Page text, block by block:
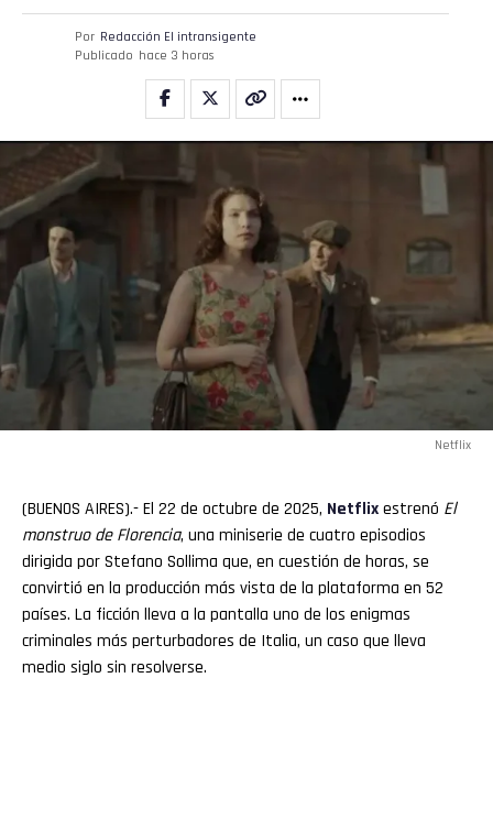
Por Redacción El intransigente
Publicado hace 3 horas
Netflix
(BUENOS AIRES).- El 22 de octubre de 2025, Netflixestrenó El
monstruo de Florencia, una miniserie de cuatro episodios
dirigida por Stefano Sollima que, en cuestión de horas, se
convirtió en la producción más vista de la plataforma en 52
países. La ficción lleva a la pantalla uno de los enigmas
criminales más perturbadores de Italia, un caso que lleva
medio siglo sin resolverse.